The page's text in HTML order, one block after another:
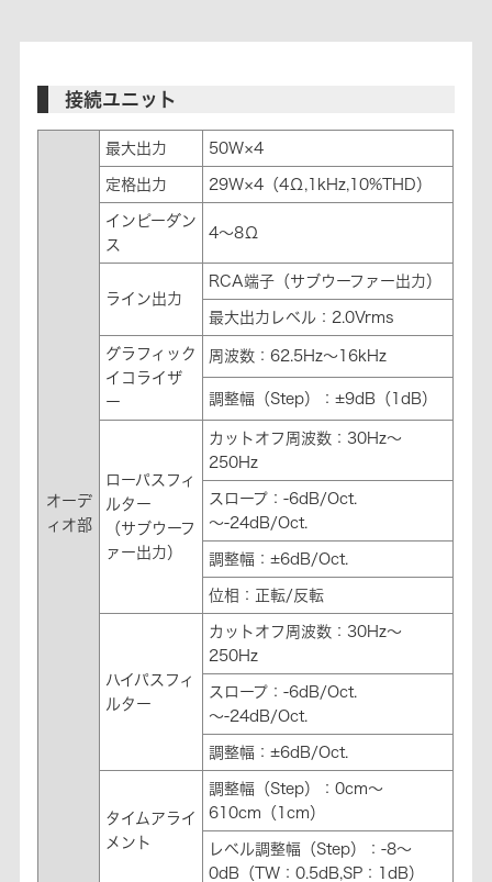
接続ユニット
オーデ
ィオ部
最大出力 50W×4
定格出力 29W×4（4Ω,1kHz,10%THD）
インピーダン
ス
4～8Ω
ライン出力
RCA端子（サブウーファー出力）
最大出力レベル：2.0Vrms
グラフィック
イコライザ
ー
周波数：62.5Hz～16kHz
調整幅（Step）：±9dB（1dB）
ローパスフィ
ルター
（サブウーフ
ァー出力）
カットオフ周波数：30Hz～
250Hz
スロープ：-6dB/Oct.
～-24dB/Oct.
調整幅：±6dB/Oct.
位相：正転/反転
ハイパスフィ
ルター
カットオフ周波数：30Hz～
250Hz
スロープ：-6dB/Oct.
～-24dB/Oct.
調整幅：±6dB/Oct.
タイムアライ
メント
調整幅（Step）：0cm～
610cm（1cm）
レベル調整幅（Step）：-8～
0dB（TW：0.5dB,SP：1dB）